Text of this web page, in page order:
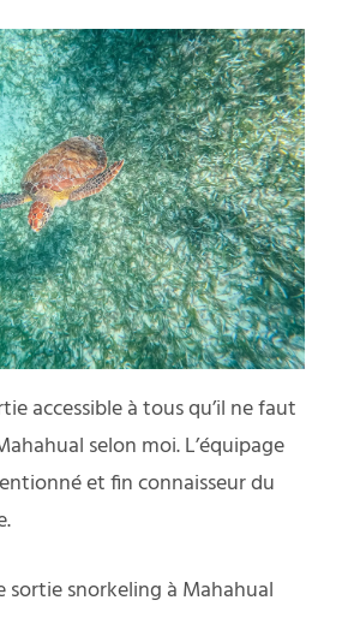
accessible à tous qu’il ne faut
selon moi. L’équipage
et fin connaisseur du
sortie snorkeling à Mahahual